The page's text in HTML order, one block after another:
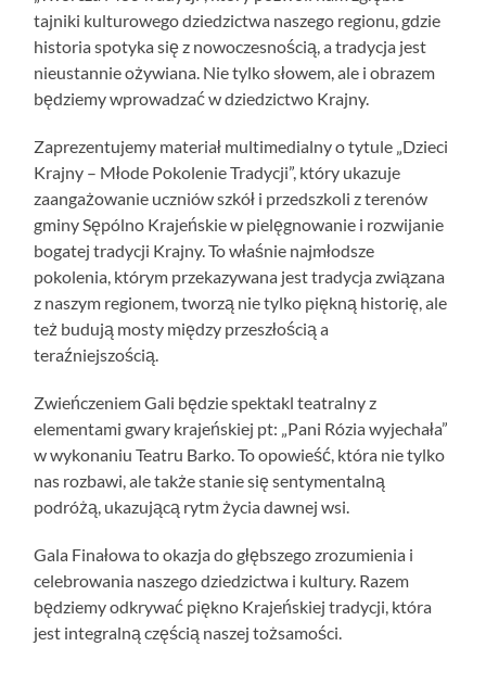
tajniki kulturowego dziedzictwa naszego regionu, gdzie
historia spotyka się z nowoczesnością, a tradycja jest
nieustannie ożywiana. Nie tylko słowem, ale i obrazem
będziemy wprowadzać w dziedzictwo Krajny.
Zaprezentujemy materiał multimedialny o tytule „Dzieci
Krajny – Młode Pokolenie Tradycji”, który ukazuje
zaangażowanie uczniów szkół i przedszkoli z terenów
gminy Sępólno Krajeńskie w pielęgnowanie i rozwijanie
bogatej tradycji Krajny. To właśnie najmłodsze
pokolenia, którym przekazywana jest tradycja związana
z naszym regionem, tworzą nie tylko piękną historię, ale
też budują mosty między przeszłością a
teraźniejszością.
Zwieńczeniem Gali będzie spektakl teatralny z
elementami gwary krajeńskiej pt: „Pani Rózia wyjechała”
w wykonaniu Teatru Barko. To opowieść, która nie tylko
nas rozbawi, ale także stanie się sentymentalną
podróżą, ukazującą rytm życia dawnej wsi.
Gala Finałowa to okazja do głębszego zrozumienia i
celebrowania naszego dziedzictwa i kultury. Razem
będziemy odkrywać piękno Krajeńskiej tradycji, która
jest integralną częścią naszej tożsamości.